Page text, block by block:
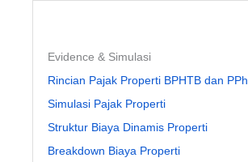
Evidence & Simulasi
Rincian Pajak Properti BPHTB dan PPh
Simulasi Pajak Properti
Struktur Biaya Dinamis Properti
Breakdown Biaya Properti